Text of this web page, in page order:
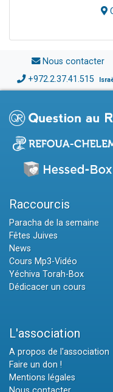
Nous contacter
+972.2.37.41.515
Raccourcis
Paracha de la semaine
Fêtes Juives
News
Cours Mp3-Vidéo
Yéchiva Torah-Box
Dédicacer un cours
L'association
A propos de l'association
Faire un don !
Mentions légales